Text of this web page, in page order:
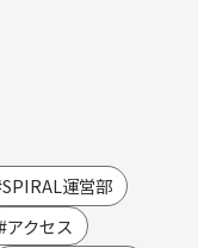
運営部
アクセス